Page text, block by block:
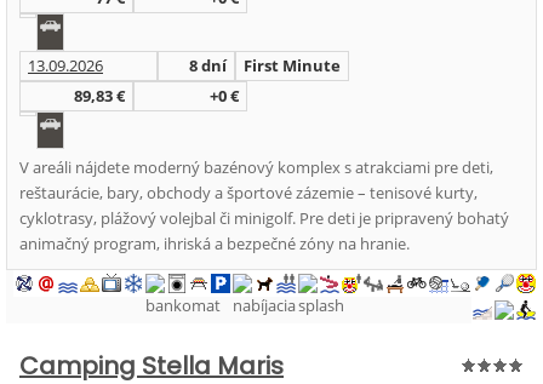
13.09.2026 8 dní
First Minute
89,83 €
+0 €
V areáli nájdete moderný bazénový komplex s atrakciami pre deti,
reštaurácie, bary, obchody a športové zázemie – tenisové kurty,
cyklotrasy, plážový volejbal či minigolf. Pre deti je pripravený bohatý
animačný program, ihriská a bezpečné zóny na hranie.
Camping Stella Maris